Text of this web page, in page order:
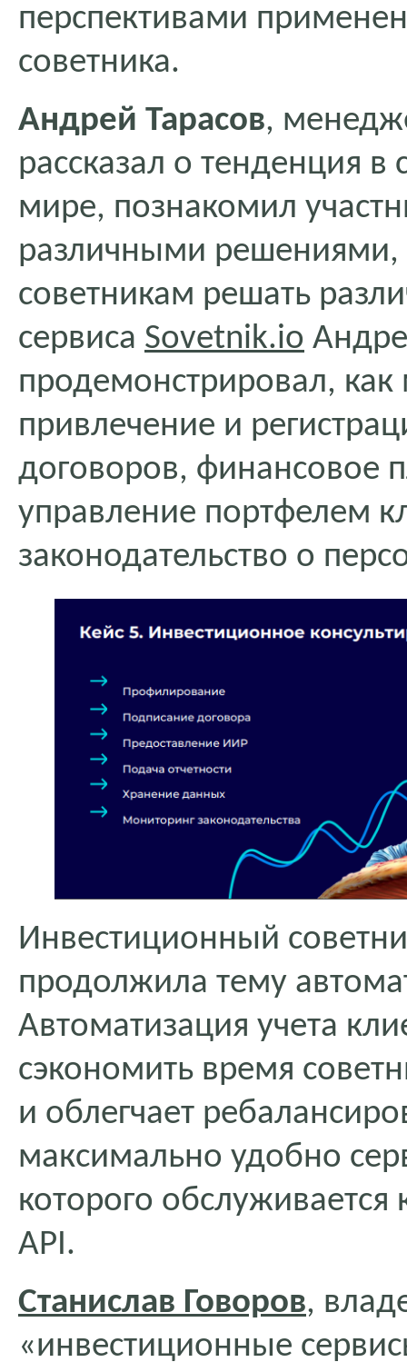
перспективами
советника.
Андрей Тарасов,
рассказал о тенденция в
мире, познакомил
различными решениями,
советникам решать
сервиса Sovetnik.io
продемонстрировал,
привлечение и
договоров, финансовое
управление портфелем
законодательство о
Инвестиционный
продолжила тему
Автоматизация учета
сэкономить время
и облегчает
максимально удобно
которого
API.
Станислав Говоров,
«инвестиционные